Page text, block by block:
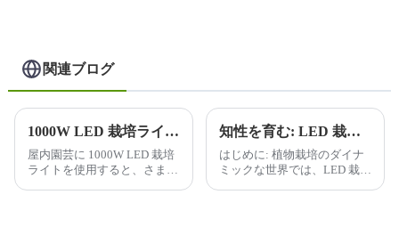
関連ブログ
1000W LED 栽培ライトを使用すると、屋内ガーデニングにどのような利点がありますか?
屋内園芸に 1000W LED 栽培
ライトを使用すると、さまざ
知性を育む: LED 栽培ライトで未来を照らす
はじめに: 植物栽培のダイナ
ミックな世界では、LED 栽培